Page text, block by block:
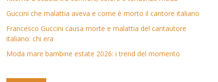
Guccini che malattia aveva e come è morto il cantore italiano
Francesco Guccini causa morte e malattia del cantautore
italiano: chi era
Moda mare bambine estate 2026: i trend del momento